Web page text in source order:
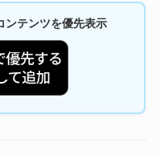
テンツを優先表示